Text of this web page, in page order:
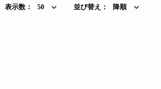
表示数： 50 並び替え： 降順